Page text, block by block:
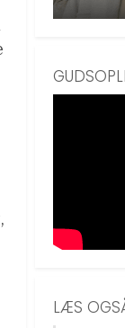
LÆS